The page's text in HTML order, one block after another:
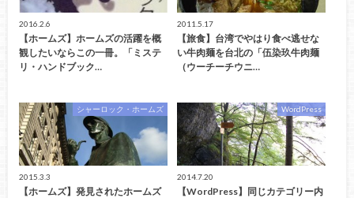
2016.2.6
【ホームズ】ホームズの活躍を概
観したいならこの一冊。「ミステ
リ・ハンドブック…
2011.5.17
【旅食】台湾でやはり食べ逃せな
い牛肉麺を台北の「伍染玖牛肉麺
（ウーチーチウニ…
シャーロック・ホームズ
2015.3.3
【ホームズ】発見されたホームズ
WordPress
2014.7.20
【WordPress】同じカテゴリー内